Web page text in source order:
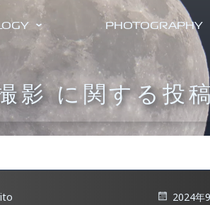
PHOTOGRAPHY
影 に関する投
2024年